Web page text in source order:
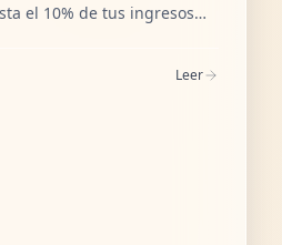
el 10% de tus ingresos
diciembre.
Leer